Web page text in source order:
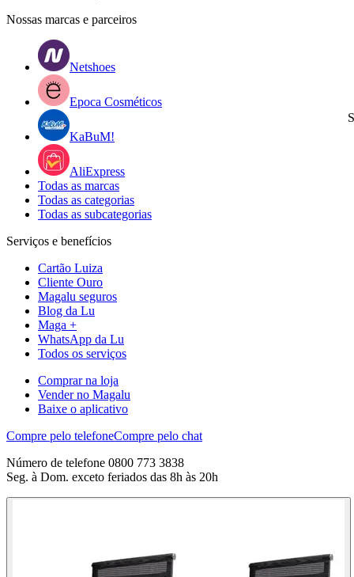
Nossas marcas e parceiros
Netshoes
Epoca Cosméticos
KaBuM!
AliExpress
Todas as marcas
Todas as categorias
Todas as subcategorias
Serviços e benefícios
Cartão Luiza
Cliente Ouro
Magalu seguros
Blog da Lu
Maga +
WhatsApp da Lu
Todos os serviços
Comprar na loja
Vender no Magalu
Baixe o aplicativo
Compre pelo telefoneCompre pelo chat
Número de telefone 0800 773 3838
Seg. à Dom. exceto feriados das 8h às 20h